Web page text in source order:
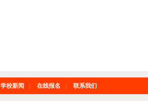
学校新闻 在线报名 联系我们